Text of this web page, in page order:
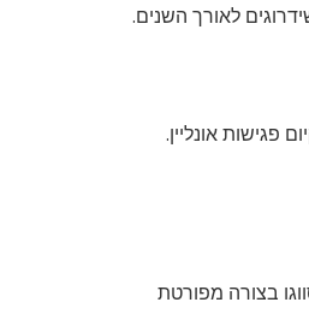
בצורה מפורטת